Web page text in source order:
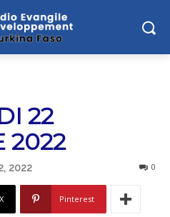
22
2022
2022 0
X Pinterest